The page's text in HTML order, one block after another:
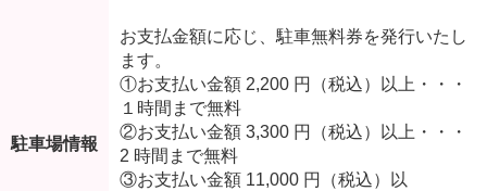
駐車場情報
お支払金額に応じ、駐車無料券を発行いたし
ます。
①お支払い金額 2,200 円（税込）以上・・・
１時間まで無料
②お支払い金額 3,300 円（税込）以上・・・
2 時間まで無料
③お支払い金額 11,000 円（税込）以